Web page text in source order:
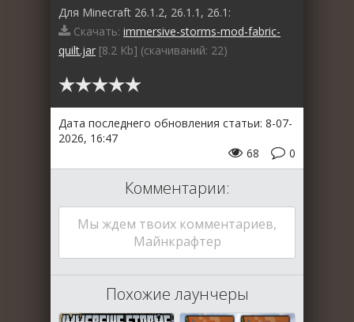
Для Minecraft 26.1.2, 26.1.1, 26.1:
Скачать: immersive-storms-mod-fabric-
quilt.jar [8.2 Kb] (cкачиваний: 22)
Дата последнего обновления статьи: 8-07-
2026, 16:47
0
68
Комментарии:
Мы ждем твоих комментариев,
Майнкрафтер
Похожие лаунчеры